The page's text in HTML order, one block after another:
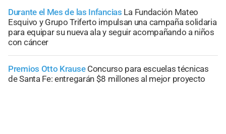
Durante el Mes de las Infancias La Fundación Mateo
Esquivo y Grupo Triferto impulsan una campaña solidaria
para equipar su nueva ala y seguir acompañando a niños
con cáncer
Premios Otto Krause Concurso para escuelas técnicas
de Santa Fe: entregarán $8 millones al mejor proyecto